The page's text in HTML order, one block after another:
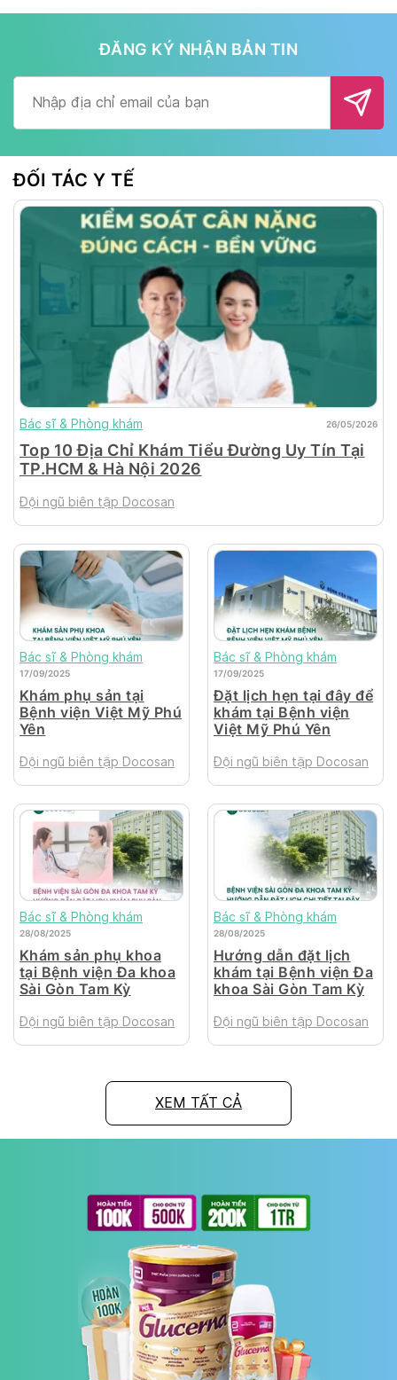
ĐĂNG KÝ NHẬN BẢN TIN
ĐỐI TÁC Y TẾ
Bác sĩ & Phòng khám 26/05/2026
Top 10 Địa Chỉ Khám Tiểu Đường Uy Tín Tại
TP.HCM & Hà Nội 2026
Đội ngũ biên tập Docosan
Bác sĩ & Phòng khám
17/09/2025
Khám phụ sản tại
Bệnh viện Việt Mỹ Phú
Yên
Đội ngũ biên tập Docosan
Bác sĩ & Phòng khám
17/09/2025
Đặt lịch hẹn tại đây để
khám tại Bệnh viện
Việt Mỹ Phú Yên
Đội ngũ biên tập Docosan
Bác sĩ & Phòng khám
28/08/2025
Khám sản phụ khoa
tại Bệnh viện Đa khoa
Sài Gòn Tam Kỳ
Đội ngũ biên tập Docosan
Bác sĩ & Phòng khám
28/08/2025
Hướng dẫn đặt lịch
khám tại Bệnh viện Đa
khoa Sài Gòn Tam Kỳ
Đội ngũ biên tập Docosan
XEM TẤT CẢ